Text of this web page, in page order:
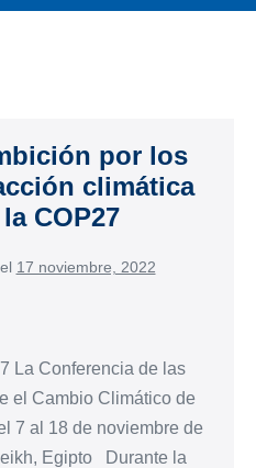
por los
climática
COP27
17 noviembre, 2022
La Conferencia de las
el Cambio Climático de
7 al 18 de noviembre de
Egipto Durante la